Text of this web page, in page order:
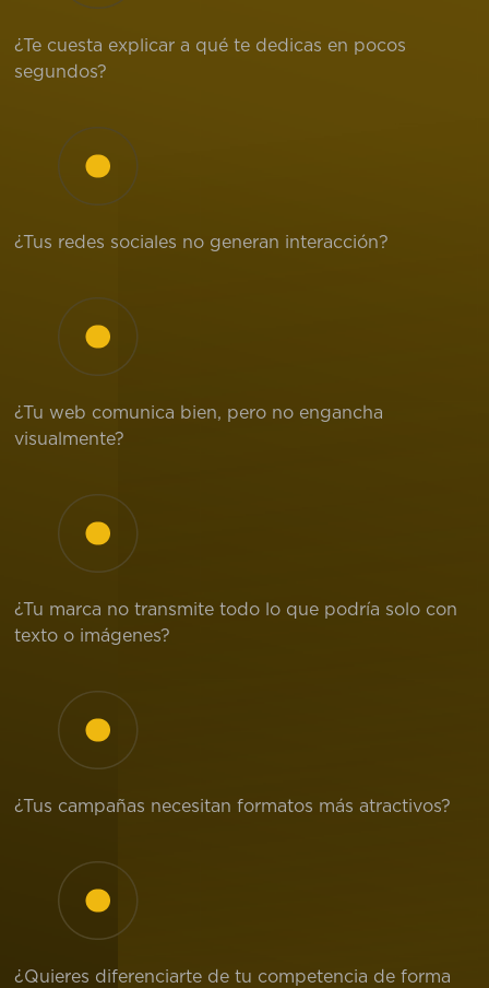
¿Te cuesta explicar a qué te dedicas en pocos
segundos?
¿Tus redes sociales no generan interacción?
¿Tu web comunica bien, pero no engancha
visualmente?
¿Tu marca no transmite todo lo que podría solo con
texto o imágenes?
¿Tus campañas necesitan formatos más atractivos?
¿Quieres diferenciarte de tu competencia de forma